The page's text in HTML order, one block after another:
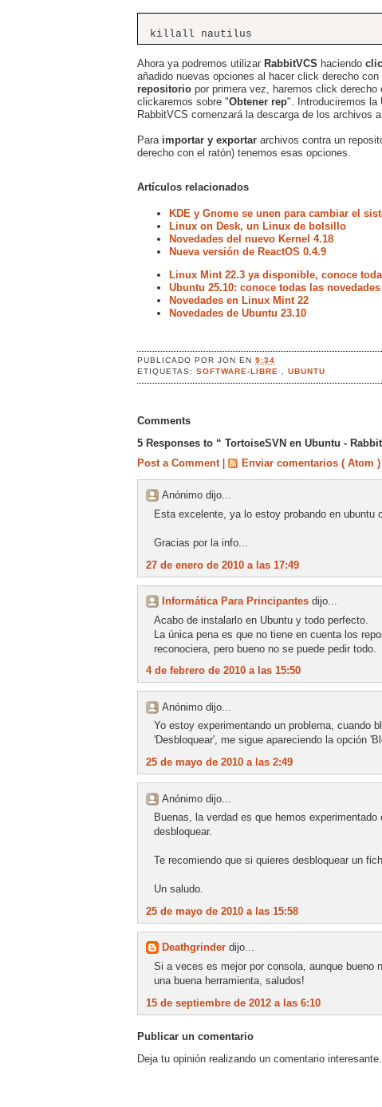
killall nautilus
Ahora ya podremos utilizar RabbitVCS haciendo
añadido nuevas opciones al hacer click derecho
repositorio por primera vez, haremos click
clickaremos sobre "Obtener rep". Introduciremos la
RabbitVCS comenzará la descarga de los archivos
Para importar y exportar archivos contra un
derecho con el ratón) tenemos esas opciones.
Artículos relacionados
KDE y Gnome se unen para cambiar el
Linux on Desk, un Linux de bolsillo
Novedades del nuevo Kernel 4.18
Nueva versión de ReactOS 0.4.9
Linux Mint 22.3 ya disponible, conoce
Ubuntu 25.10: conoce todas las
Novedades en Linux Mint 22
Novedades de Ubuntu 23.10
PUBLICADO PORJONEN9:34
ETIQUETAS:SOFTWARE-LIBRE ,UBUNTU
Comments
5 Responses to “ TortoiseSVN en Ubuntu -
Post a Comment
Enviar comentarios ( Atom )
Anónimo dijo...
Esta excelente, ya lo estoy probando en ubuntu
Gracias por la info...
27 de enero de 2010 a las 17:49
Informática Para Principantes dijo...
Acabo de instalarlo en Ubuntu y todo perfecto.
La única pena es que no tiene en cuenta los
reconociera, pero bueno no se puede pedir todo.
4 de febrero de 2010 a las 15:50
Anónimo dijo...
Yo estoy experimentando un problema, cuando
'Desbloquear', me sigue apareciendo la opción
25 de mayo de 2010 a las 2:49
Anónimo dijo...
Buenas, la verdad es que hemos
desbloquear.
Te recomiendo que si quieres desbloquear un
Un saludo.
25 de mayo de 2010 a las 15:58
Deathgrinder dijo...
Si a veces es mejor por consola, aunque bueno
una buena herramienta, saludos!
15 de septiembre de 2012 a las 6:10
Publicar un comentario
Deja tu opinión realizando un comentario